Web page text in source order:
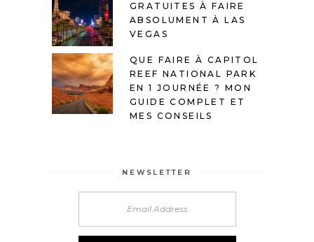
GRATUITES À FAIRE
ABSOLUMENT À LAS
VEGAS
QUE FAIRE À CAPITOL
REEF NATIONAL PARK
EN 1 JOURNÉE ? MON
GUIDE COMPLET ET
MES CONSEILS
NEWSLETTER